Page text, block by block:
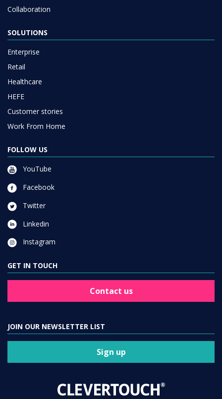
Collaboration
SOLUTIONS
Enterprise
Retail
Healthcare
HEFE
Customer stories
Work From Home
FOLLOW US
YouTube
Facebook
Twitter
Linkedin
Instagram
GET IN TOUCH
Contact us
JOIN OUR NEWSLETTER LIST
Sign up